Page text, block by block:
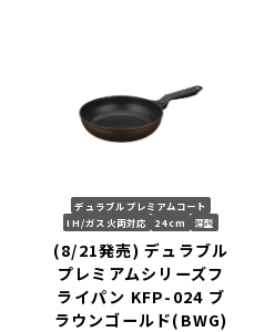
デュラブルプレミアムコート
IH/ガス火両対応
24cm 深型
(8/21発売) デュラブル
プレミアムシリーズフ
ライパン KFP-024 ブ
ラウンゴールド(BWG)